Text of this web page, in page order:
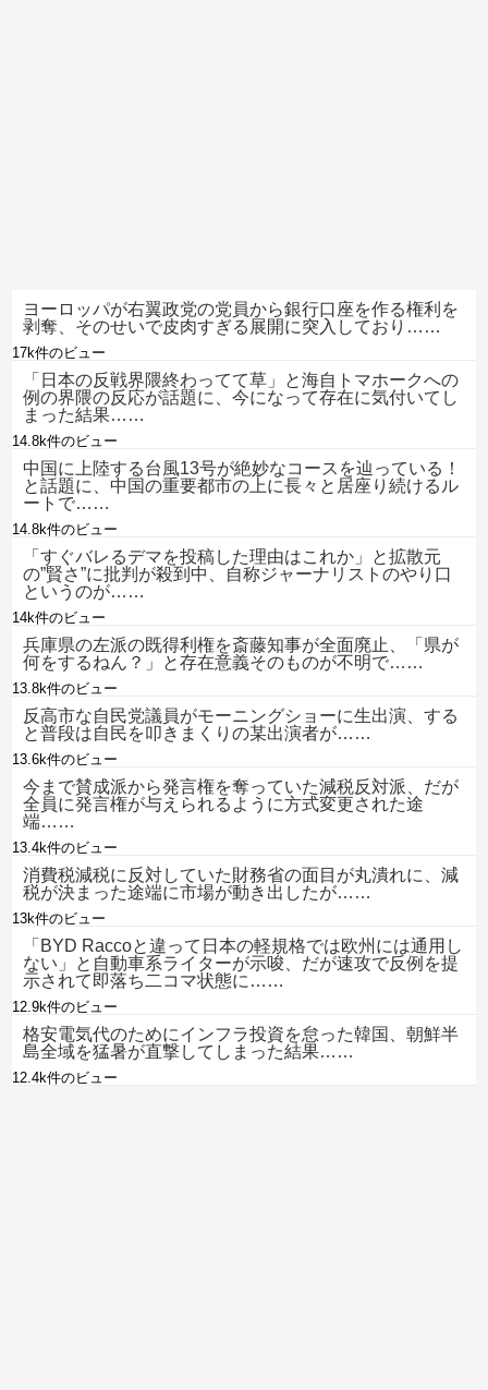
ヨーロッパが右翼政党の党員から銀行口座を作る権利を
剥奪、そのせいで皮肉すぎる展開に突入しており……
17k件のビュー
「日本の反戦界隈終わってて草」と海自トマホークへの
例の界隈の反応が話題に、今になって存在に気付いてし
まった結果……
14.8k件のビュー
中国に上陸する台風13号が絶妙なコースを辿っている！
と話題に、中国の重要都市の上に長々と居座り続けるル
ートで……
14.8k件のビュー
「すぐバレるデマを投稿した理由はこれか」と拡散元
の”賢さ”に批判が殺到中、自称ジャーナリストのやり口
というのが……
14k件のビュー
兵庫県の左派の既得利権を斎藤知事が全面廃止、「県が
何をするねん？」と存在意義そのものが不明で……
13.8k件のビュー
反高市な自民党議員がモーニングショーに生出演、する
と普段は自民を叩きまくりの某出演者が……
13.6k件のビュー
今まで賛成派から発言権を奪っていた減税反対派、だが
全員に発言権が与えられるように方式変更された途
端……
13.4k件のビュー
消費税減税に反対していた財務省の面目が丸潰れに、減
税が決まった途端に市場が動き出したが……
13k件のビュー
「BYD Raccoと違って日本の軽規格では欧州には通用し
ない」と自動車系ライターが示唆、だが速攻で反例を提
示されて即落ち二コマ状態に……
12.9k件のビュー
格安電気代のためにインフラ投資を怠った韓国、朝鮮半
島全域を猛暑が直撃してしまった結果……
12.4k件のビュー